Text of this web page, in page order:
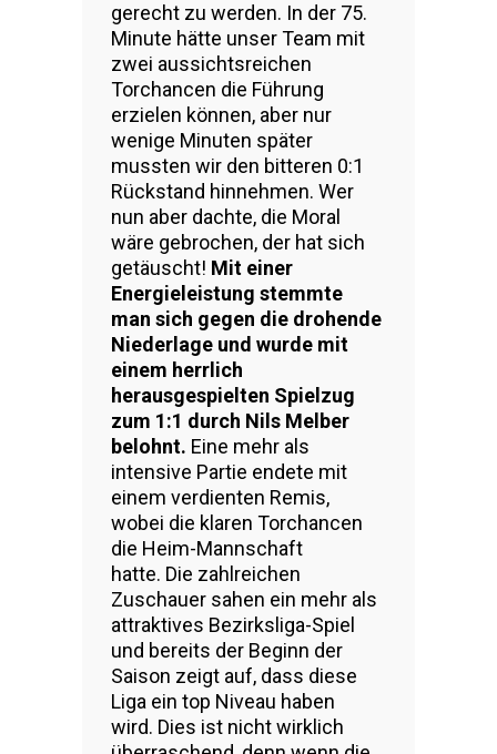
gerecht zu werden. In der 75.
Minute hätte unser Team mit
zwei aussichtsreichen
Torchancen die Führung
erzielen können, aber nur
wenige Minuten später
mussten wir den bitteren 0:1
Rückstand hinnehmen. Wer
nun aber dachte, die Moral
wäre gebrochen, der hat sich
getäuscht! Mit einer
Energieleistung stemmte
man sich gegen die drohende
Niederlage und wurde mit
einem herrlich
herausgespielten Spielzug
zum 1:1 durch Nils Melber
belohnt. Eine mehr als
intensive Partie endete mit
einem verdienten Remis,
wobei die klaren Torchancen
die Heim-Mannschaft
hatte. Die zahlreichen
Zuschauer sahen ein mehr als
attraktives Bezirksliga-Spiel
und bereits der Beginn der
Saison zeigt auf, dass diese
Liga ein top Niveau haben
wird. Dies ist nicht wirklich